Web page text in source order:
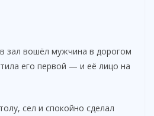
зал вошёл мужчина в дорогом
его первой — и её лицо на
сел и спокойно сделал